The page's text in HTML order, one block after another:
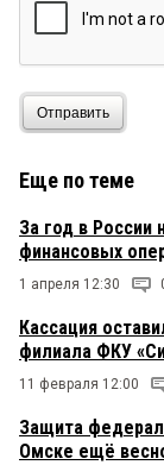
Отправить
Еще по теме
За год в России
финансовых
1 апреля 12:30
Кассация
филиала ФКУ
11 февраля 12:00
Защита
Омске ещё